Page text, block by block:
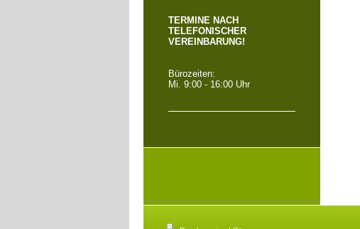
TERMINE NACH
TELEFONISCHER
VEREINBARUNG!
Bürozeiten:
Mi. 9:00 - 16:00 Uhr